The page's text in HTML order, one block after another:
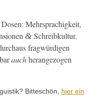
Mehrsprachigkeit,
& Schreibkul­tur.
frag­würdi­gen
auchherange­zo­gen
Bitteschön, hier ein